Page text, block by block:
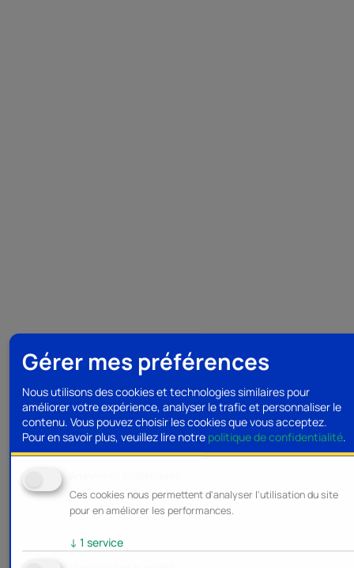
Gérer mes préférences
Nous utilisons des cookies et technologies similaires pour
améliorer votre expérience, analyser le trafic et personnaliser le
contenu. Vous pouvez choisir les cookies que vous acceptez.
Pour en savoir plus, veuillez lire notre politique de confidentialité.
Ces cookies nous permettent d'analyser l'utilisation du site
pour en améliorer les performances.
↓ 1 service